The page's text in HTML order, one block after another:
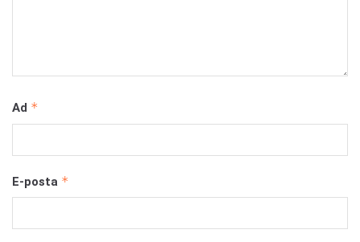
Ad *
E-posta *